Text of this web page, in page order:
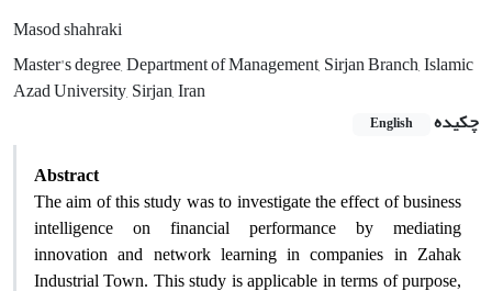
Masod shahraki
Master's degree, Department of Management, Sirjan Branch, Islamic
Azad University, Sirjan, Iran
چکیده
English
Abstract
The aim of this study was to investigate the effect of business
intelligence on financial performance by mediating
innovation and network learning in companies in Zahak
Industrial Town. This study is applicable in terms of purpose,